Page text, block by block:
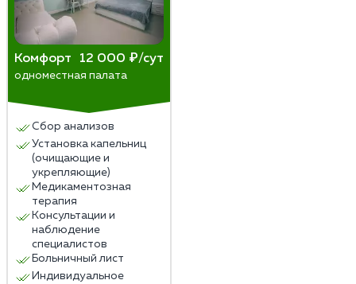
Комфорт 12 000 ₽/сут
одноместная палата
Сбор анализов
Установка капельниц
(очищающие и
укрепляющие)
Медикаментозная
терапия
Консультации и
наблюдение
специалистов
Больничный лист
Индивидуальное